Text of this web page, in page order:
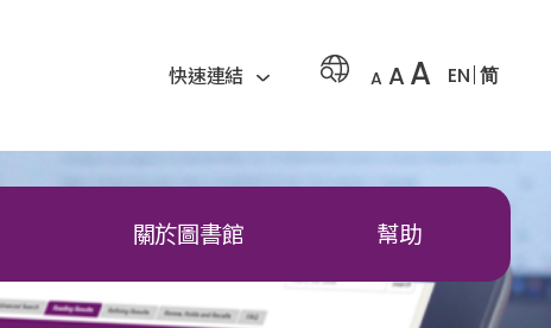
快速連結 A A A EN 简
關於圖書館 幫助